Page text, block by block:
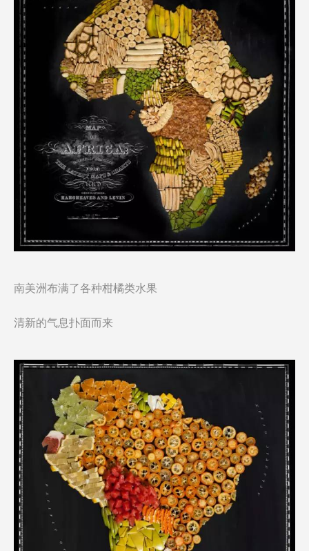
南美洲布满了各种柑橘类水果
清新的气息扑面而来